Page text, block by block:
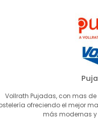
Vollrath Pujadas, con mas
ofreciendo el mejor
más modernas